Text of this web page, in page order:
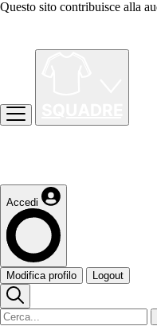
Questo sito contribuisce alla
Accedi
Modifica profilo Logout